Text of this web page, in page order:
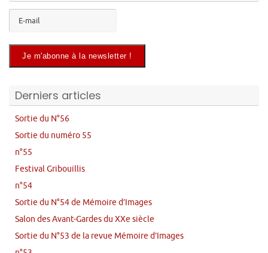
Derniers articles
Sortie du N°56
Sortie du numéro 55
n°55
Festival Gribouillis
n°54
Sortie du N°54 de Mémoire d’Images
Salon des Avant-Gardes du XXe siècle
Sortie du N°53 de la revue Mémoire d’Images